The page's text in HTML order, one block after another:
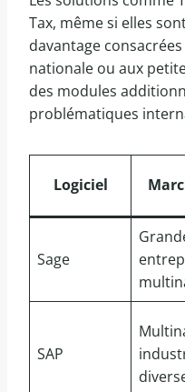
Tax, même si elles
davantage
nationale ou aux
des modules
problématiques
Logiciel
Sage
SAP